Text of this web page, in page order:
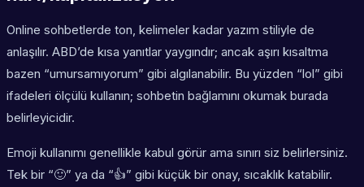
Online sohbetlerde ton, kelimeler kadar yazım stiliyle de
anlaşılır. ABD’de kısa yanıtlar yaygındır; ancak aşırı kısaltma
bazen “umursamıyorum” gibi algılanabilir. Bu yüzden “lol” gibi
ifadeleri ölçülü kullanın; sohbetin bağlamını okumak burada
belirleyicidir.
Emoji kullanımı genellikle kabul görür ama sınırı siz belirlersiniz.
Tek bir “🙂” ya da “👍” gibi küçük bir onay, sıcaklık katabilir.